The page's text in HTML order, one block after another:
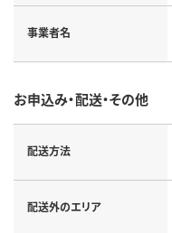
事業者名
お申込み・配送・その他
配送方法
配送外のエリア